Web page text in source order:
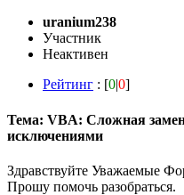
uranium238
Участник
Неактивен
Рейтинг : [0|0]
Тема: VBA: Сложная
исключениями
Здравствуйте Уважаемые
Прошу помочь разобраться.